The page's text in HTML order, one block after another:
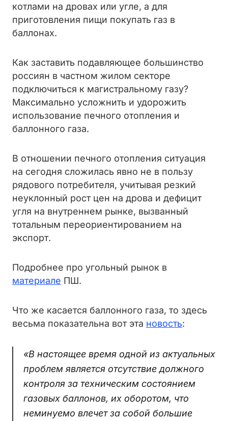
котлами на дровах или угле, а для
приготовления пищи покупать газ в
баллонах.
Как заставить подавляющее большинство
россиян в частном жилом секторе
подключиться к магистральному газу?
Максимально усложнить и удорожить
использование печного отопления и
баллонного газа.
В отношении печного отопления ситуация
на сегодня сложилась явно не в пользу
рядового потребителя, учитывая резкий
неуклонный рост цен на дрова и дефицит
угля на внутреннем рынке, вызванный
тотальным переориентированием на
экспорт.
Подробнее про угольный рынок в
материале ПШ.
Что же касается баллонного газа, то здесь
весьма показательна вот эта новость:
«В настоящее время одной из актуальных
проблем является отсутствие должного
контроля за техническим состоянием
газовых баллонов, их оборотом, что
неминуемо влечет за собой большие